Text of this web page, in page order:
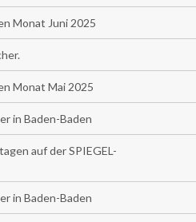
Monat Juni 2025
Monat Mai 2025
in Baden-Baden
auf der SPIEGEL-
in Baden-Baden